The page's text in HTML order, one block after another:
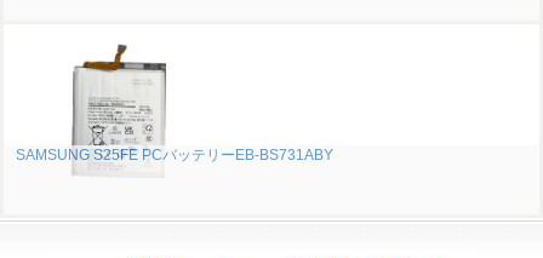
SAMSUNG S25FE PCバッテリーEB-BS731ABY